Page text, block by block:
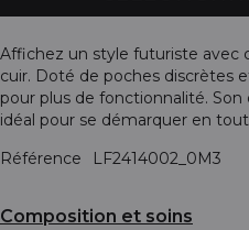
Affichez un style futuriste avec
cuir. Doté de poches discrètes
pour plus de fonctionnalité.
idéal pour se démarquer en
Référence
LF2414002_0M3
Composition et soins